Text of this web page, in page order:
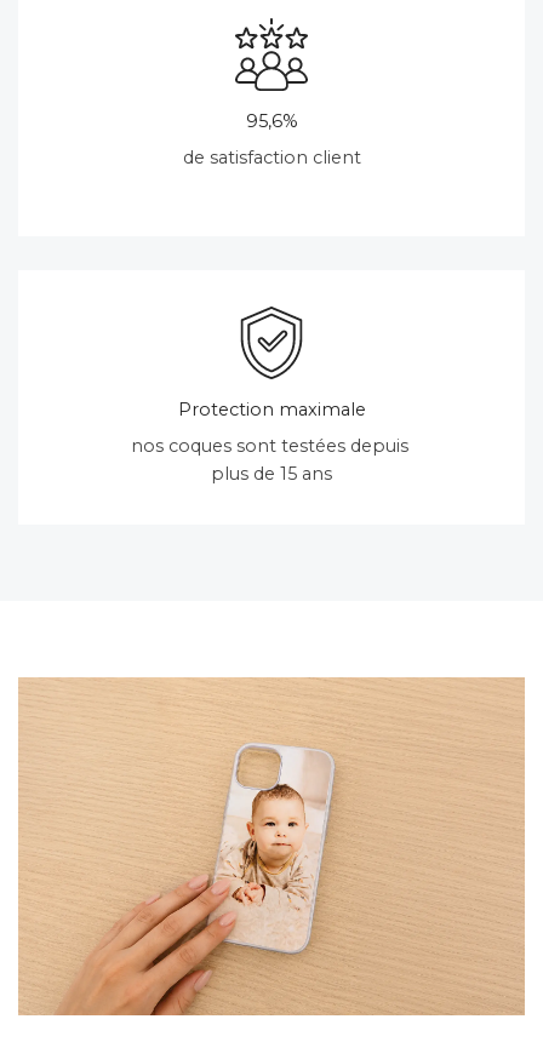
95,6%
de satisfaction client
Protection maximale
nos coques sont testées depuis
plus de 15 ans